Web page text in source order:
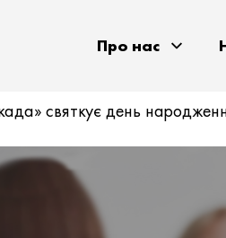
Про нас
святкує день